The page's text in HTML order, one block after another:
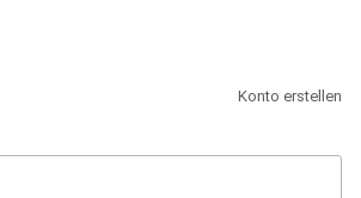
Konto erstellen